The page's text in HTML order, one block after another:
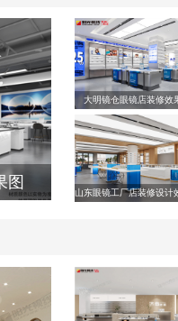
图
大明镜仓眼镜店装修效
山东眼镜工厂店装修设计